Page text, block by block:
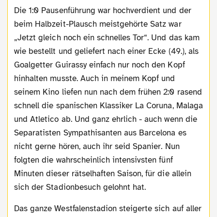
Die 1:0 Pausenführung war hochverdient und der
beim Halbzeit-Plausch meistgehörte Satz war
„Jetzt gleich noch ein schnelles Tor“. Und das kam
wie bestellt und geliefert nach einer Ecke (49.), als
Goalgetter Guirassy einfach nur noch den Kopf
hinhalten musste. Auch in meinem Kopf und
seinem Kino liefen nun nach dem frühen 2:0 rasend
schnell die spanischen Klassiker La Coruna, Malaga
und Atletico ab. Und ganz ehrlich - auch wenn die
Separatisten Sympathisanten aus Barcelona es
nicht gerne hören, auch ihr seid Spanier. Nun
folgten die wahrscheinlich intensivsten fünf
Minuten dieser rätselhaften Saison, für die allein
sich der Stadionbesuch gelohnt hat.
Das ganze Westfalenstadion steigerte sich auf aller